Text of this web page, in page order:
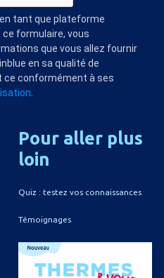
tant que plateforme
formulaire, vous
que vous allez fournir
en sa qualité de
ce conformément à ses
.
Pour aller plus
loin
Quiz : testez vos connaissances
Témoignages